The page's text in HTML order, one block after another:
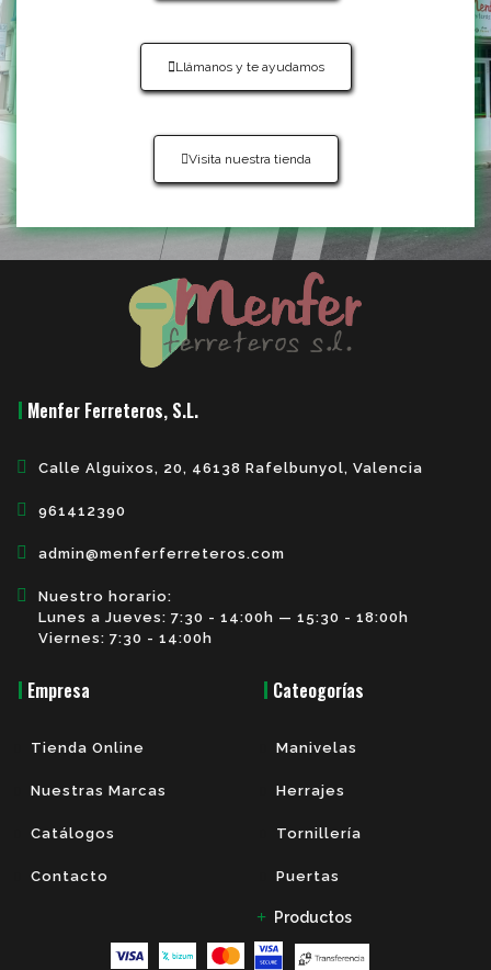
Llámanos y te ayudamos
Visita nuestra tienda
Menfer Ferreteros, S.L.
Calle Alguixos, 20, 46138 Rafelbunyol, Valencia
961412390
admin@menferferreteros.com
Nuestro horario:
Lunes a Jueves: 7:30 - 14:00h — 15:30 - 18:00h
Viernes: 7:30 - 14:00h
Empresa
Tienda Online
Nuestras Marcas
Catálogos
Contacto
Cateogorías
Manivelas
Herrajes
Tornillería
Puertas
Productos